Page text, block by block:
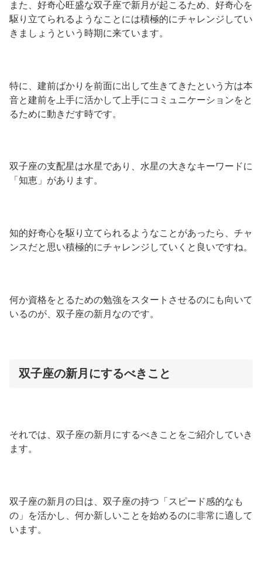
また、好奇心旺盛な双子座で新月が起こるため、好奇心を
駆り立てられるようなことには積極的にチャレンジしてい
きましょうという時期に来ています。
特に、建前ばかりを前面に出して生きてきたという方は本
音と建前を上手に活かして上手にコミュニケーションをと
るために動きだす時です。
双子座の支配星は水星であり、水星の大きなキーワードに
「知恵」があります。
知的好奇心を駆り立てられるようなことがあったら、チャ
ンスだと思い積極的にチャレンジしていくと良いですね。
何か資格をとるための勉強をスタートさせるのにも向いて
いるのが、双子座の新月なのです。
双子座の新月にするべきこと
それでは、双子座の新月にするべきことをご紹介していき
ます。
双子座の新月の日は、双子座の持つ「スピード感的なも
の」を活かし、何か新しいことを始めるのに非常に適して
います。